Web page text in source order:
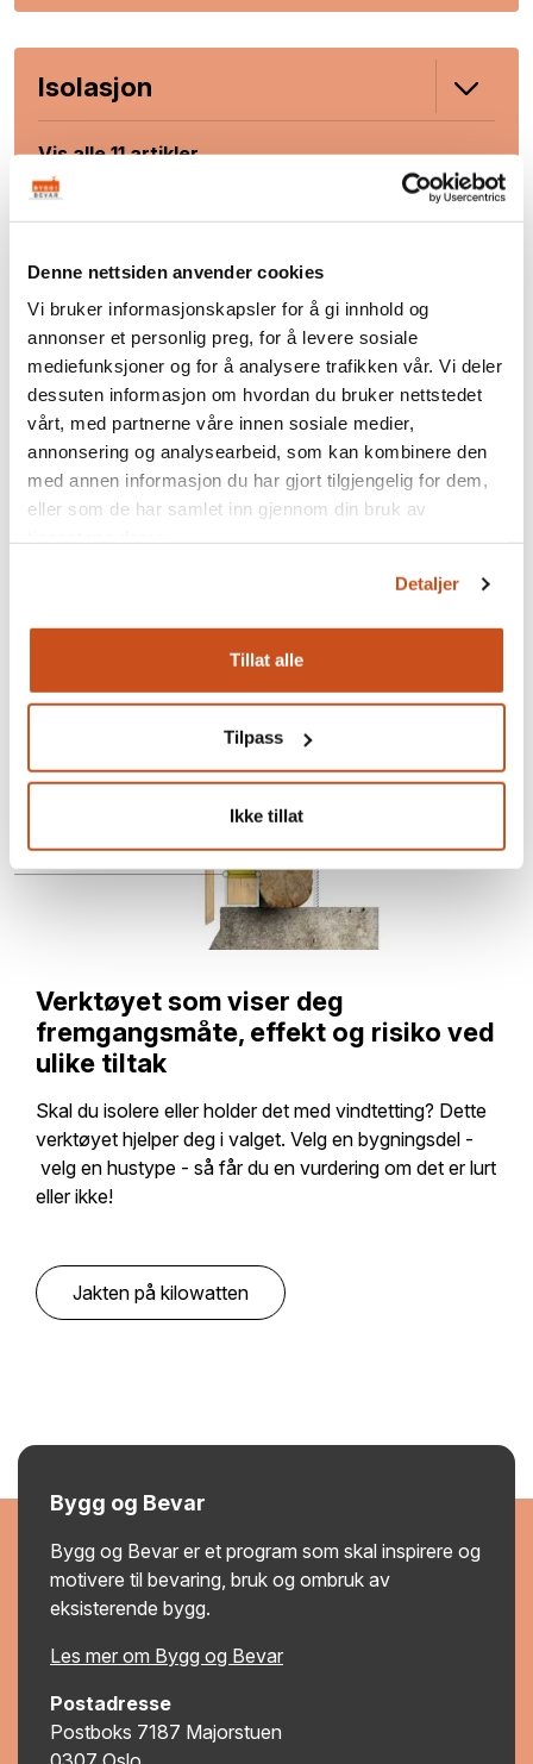
Denne nettsiden anvender cookies
Vi bruker informasjonskapsler for å gi innhold og
annonser et personlig preg, for å levere sosiale
mediefunksjoner og for å analysere trafikken vår. Vi deler
dessuten informasjon om hvordan du bruker nettstedet
vårt, med partnerne våre innen sosiale medier,
annonsering og analysearbeid, som kan kombinere den
med annen informasjon du har gjort tilgjengelig for dem,
eller som de har samlet inn gjennom din bruk av
Detaljer
Tillat alle
Tilpass
Ikke tillat
Isolasjon
Vis alle 11 artikler
Oppvarming og teknikk
Vis alle 6 artikler
Byggavfall
Vis alle 10 artikler
Verktøyet som viser deg
fremgangsmåte, effekt og risiko ved
ulike tiltak
Skal du isolere eller holder det med vindtetting? Dette
verktøyet hjelper deg i valget. Velg en bygningsdel -
velg en hustype - så får du en vurdering om det er lurt
eller ikke!
Jakten på kilowatten
Bygg og Bevar
Bygg og Bevar er et program som skal inspirere og
motivere til bevaring, bruk og ombruk av
eksisterende bygg.
Les mer om Bygg og Bevar
Postadresse
Postboks 7187 Majorstuen